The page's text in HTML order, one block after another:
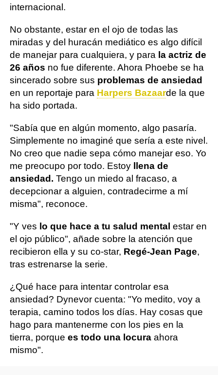
internacional.
No obstante, estar en el ojo de todas las
miradas y del huracán mediático es algo difícil
de manejar para cualquiera, y para la actriz de
26 años no fue diferente. Ahora Phoebe se ha
sincerado sobre sus problemas de ansiedad
en un reportaje para Harpers Bazaarde la que
ha sido portada.
"Sabía que en algún momento, algo pasaría.
Simplemente no imaginé que sería a este nivel.
No creo que nadie sepa cómo manejar eso. Yo
me preocupo por todo. Estoy llena de
ansiedad. Tengo un miedo al fracaso, a
decepcionar a alguien, contradecirme a mí
misma", reconoce.
"Y ves lo que hace a tu salud mental estar en
el ojo público", añade sobre la atención que
recibieron ella y su co-star, Regé-Jean Page,
tras estrenarse la serie.
¿Qué hace para intentar controlar esa
ansiedad? Dynevor cuenta: "Yo medito, voy a
terapia, camino todos los días. Hay cosas que
hago para mantenerme con los pies en la
tierra, porque es todo una locura ahora
mismo".